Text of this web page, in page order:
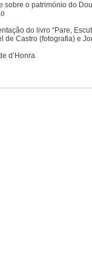
sobre o património do
do livro “Pare,
de Castro (fotografia) e
d’Honra